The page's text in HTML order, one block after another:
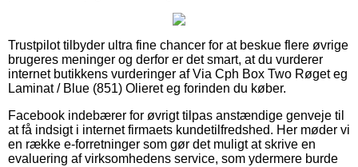
Trustpilot tilbyder ultra fine chancer for at beskue flere øvrige
brugeres meninger og derfor er det smart, at du vurderer
internet butikkens vurderinger af Via Cph Box Two Røget eg
Laminat / Blue (851) Olieret eg forinden du køber.
Facebook indebærer for øvrigt tilpas anstændige genveje til
at få indsigt i internet firmaets kundetilfredshed. Her møder vi
en række e-forretninger som gør det muligt at skrive en
evaluering af virksomhedens service, som ydermere burde